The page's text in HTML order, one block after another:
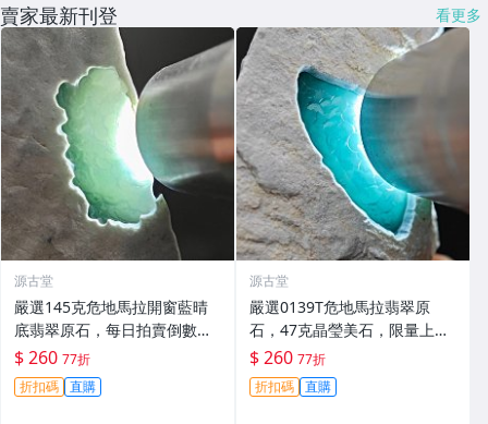
賣家最新刊登 看更多
源古堂
嚴選145克危地馬拉開窗藍晴
底翡翠原石，每日拍賣倒數計
時，即刻競拍。危地馬拉翡翠
擬價 藍色翡翠 晶塊 夜拍截標
十一點
$ 260 77折
折扣碼 直購
源古堂
嚴選0139T危地馬拉翡翠原
石，47克晶瑩美石，限量上
拍，今夜11點截標！真實成交
等你來。危地馬拉 翡翠原石 拍
賣
$ 260 77折
折扣碼 直購